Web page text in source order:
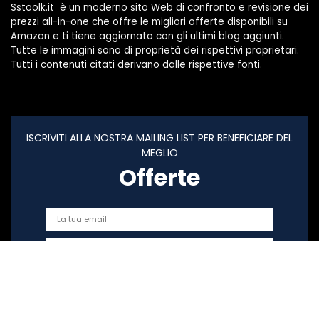
Sstoolk.it è un moderno sito Web di confronto e revisione dei
prezzi all-in-one che offre le migliori offerte disponibili su
Amazon e ti tiene aggiornato con gli ultimi blog aggiunti.
Tutte le immagini sono di proprietà dei rispettivi proprietari.
Tutti i contenuti citati derivano dalle rispettive fonti.
ISCRIVITI ALLA NOSTRA MAILING LIST PER BENEFICIARE DEL
MEGLIO
Offerte